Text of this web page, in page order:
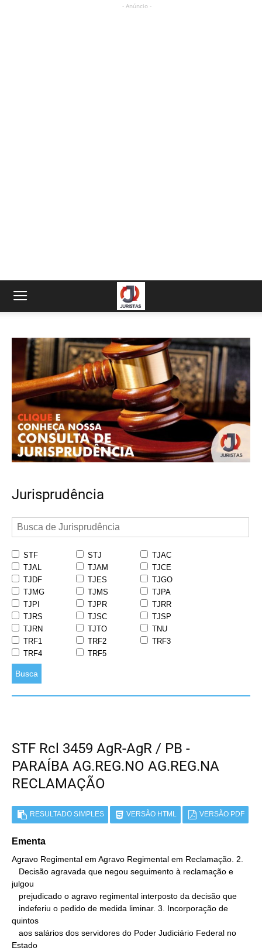
- Anúncio -
Jurisprudência
STF STJ
TJAC
TJAL
TJAM
TJCE
TJDF
TJES
TJGO
TJMG
TJMS
TJPA
TJPI
TJPR
TJRR
TJRS
TJSC
TJSP
TJRN
TJTO
TNU
TRF1
TRF2
TRF3
TRF4
TRF5
Busca
STF Rcl 3459 AgR-AgR / PB -
PARAÍBA AG.REG.NO AG.REG.NA
RECLAMAÇÃO
RESULTADO SIMPLES VERSÃO HTML VERSÃO PDF
Ementa
Agravo Regimental em Agravo Regimental em Reclamação. 2.
julgou
quintos
Estado